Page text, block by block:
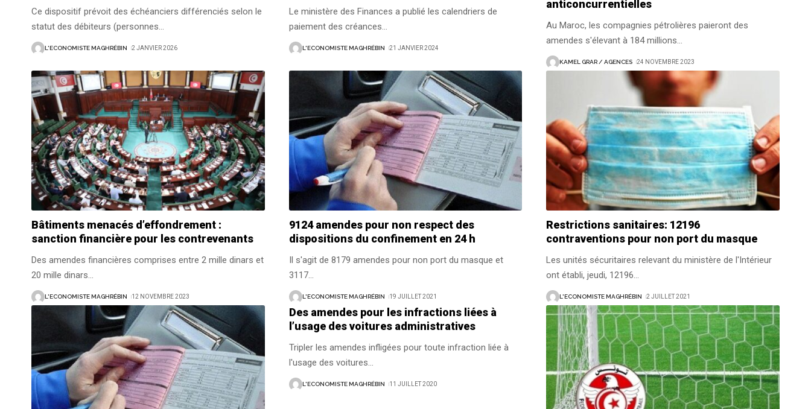
Ce dispositif prévoit des échéanciers différenciés selon le
statut des débiteurs (personnes…
L'ECONOMISTE MAGHRÉBIN 2 JANVIER 2026
Le ministère des Finances a publié les calendriers de
paiement des créances…
L'ECONOMISTE MAGHRÉBIN 21 JANVIER 2024
anticoncurrentielles
Au Maroc, les compagnies pétrolières paieront des
amendes s'élevant à 184 millions…
KAMEL GRAR / AGENCES 24 NOVEMBRE 2023
Bâtiments menacés d’effondrement :
sanction financière pour les contrevenants
Des amendes financières comprises entre 2 mille dinars et
20 mille dinars…
L'ECONOMISTE MAGHRÉBIN 12 NOVEMBRE 2023
9124 amendes pour non respect des
dispositions du confinement en 24 h
Il s'agit de 8179 amendes pour non port du masque et
3117…
L'ECONOMISTE MAGHRÉBIN 19 JUILLET 2021
Restrictions sanitaires: 12196
contraventions pour non port du masque
Les unités sécuritaires relevant du ministère de l'Intérieur
ont établi, jeudi, 12196…
L'ECONOMISTE MAGHRÉBIN 2 JUILLET 2021
Des amendes pour les infractions liées à
l’usage des voitures administratives
Tripler les amendes infligées pour toute infraction liée à
l'usage des voitures…
L'ECONOMISTE MAGHRÉBIN 11 JUILLET 2020